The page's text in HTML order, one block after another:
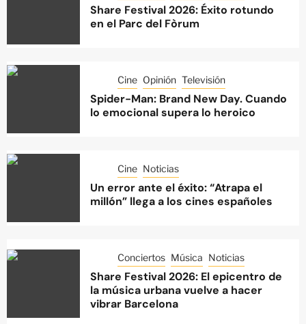
Share Festival 2026: Éxito rotundo
en el Parc del Fòrum
Cine Opinión Televisión
Spider-Man: Brand New Day. Cuando
lo emocional supera lo heroico
Cine Noticias
Un error ante el éxito: “Atrapa el
millón” llega a los cines españoles
Conciertos Música Noticias
Share Festival 2026: El epicentro de
la música urbana vuelve a hacer
vibrar Barcelona